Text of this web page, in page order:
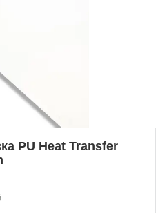
PU Heat Transfer